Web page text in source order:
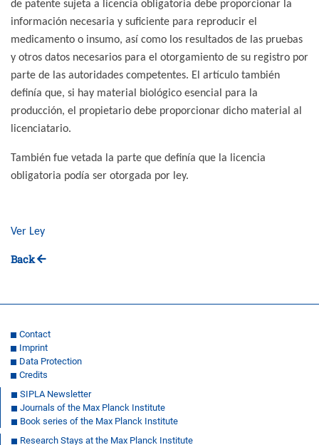
de patente sujeta a licencia obligatoria debe proporcionar la
información necesaria y suficiente para reproducir el
medicamento o insumo, así como los resultados de las pruebas
y otros datos necesarios para el otorgamiento de su registro por
parte de las autoridades competentes. El artículo también
definía que, si hay material biológico esencial para la
producción, el propietario debe proporcionar dicho material al
licenciatario.
También fue vetada la parte que definía que la licencia
obligatoria podía ser otorgada por ley.
Ver Ley
Back
Contact
Imprint
Data Protection
Credits
SIPLA Newsletter
Journals of the Max Planck Institute
Book series of the Max Planck Institute
Research Stays at the Max Planck Institute